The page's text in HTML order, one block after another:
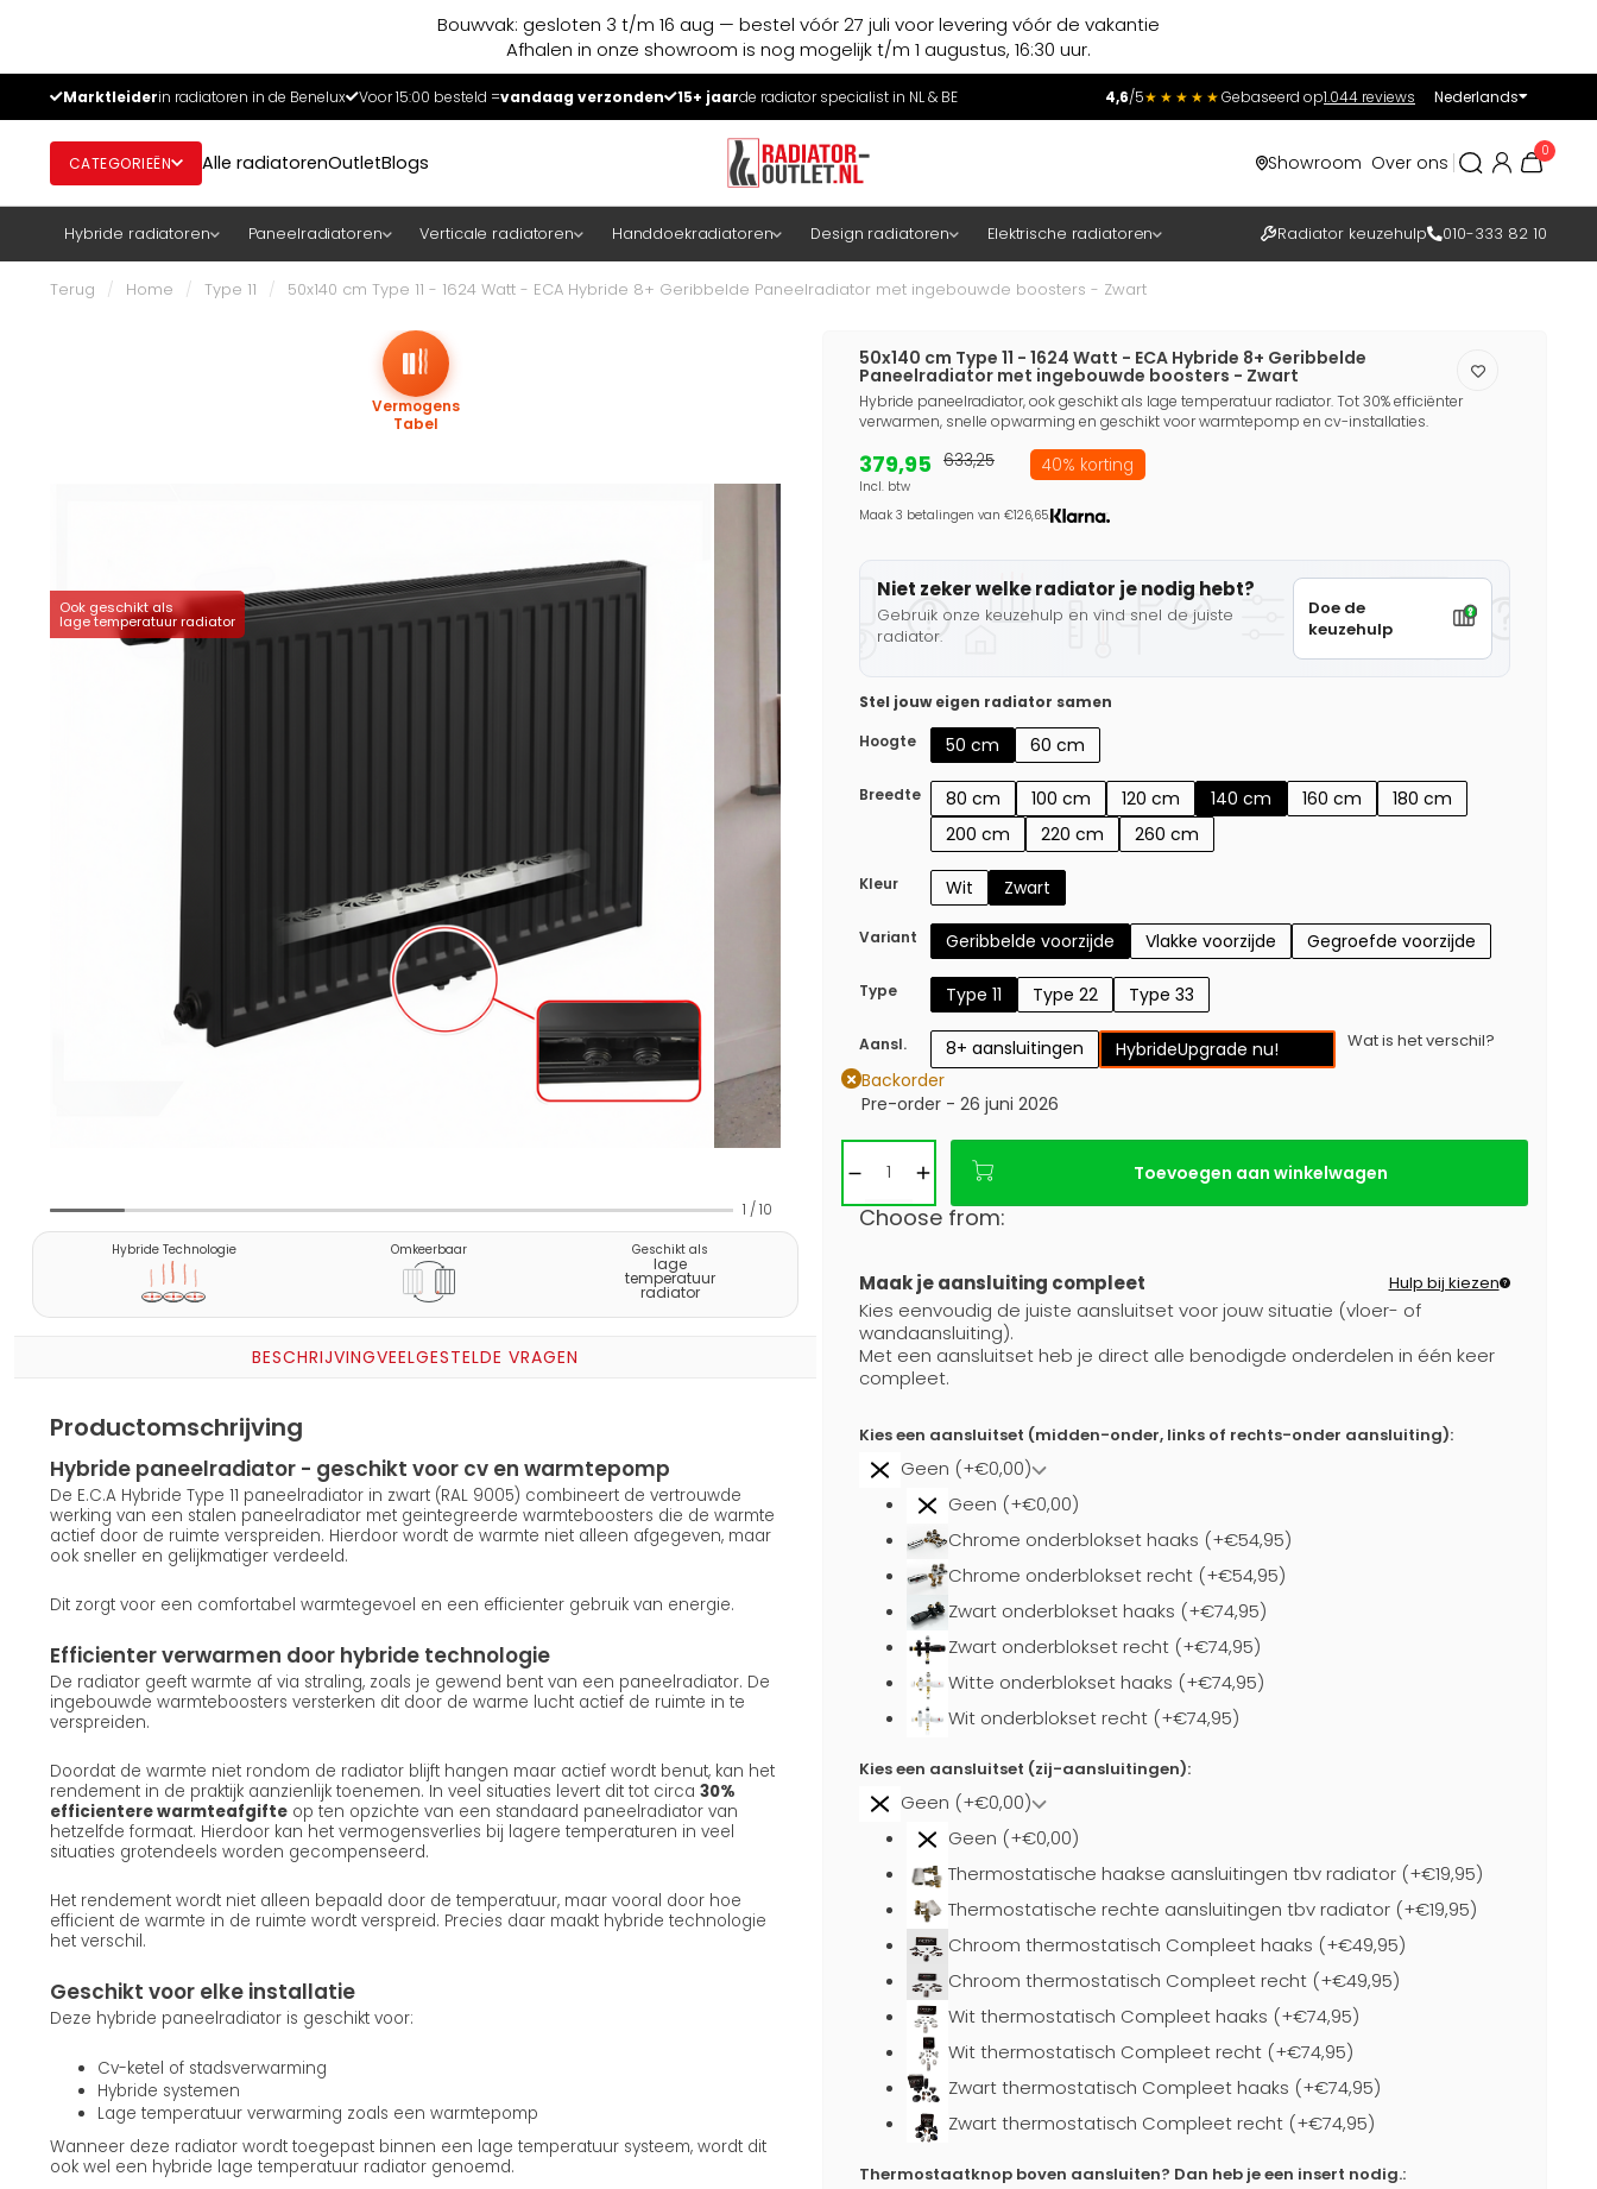
Bouwvak: gesloten 3 t/m 16 aug — bestel vóór 27 juli voor levering vóór de vakantie
Afhalen in onze showroom is nog mogelijk t/m 1 augustus, 16:30 uur.
Marktleiderin radiatoren in de Benelux Voor 15:00 besteld =vandaag verzonden 15+ jaarde radiator specialist in NL & BE 4,6/5★★★★★Gebaseerd op1.044 reviews Nederlands
CATEGORIEËN Alle radiatorenOutletBlogs Showroom Over ons
0
Hybride radiatoren Paneelradiatoren Verticale radiatoren Handdoekradiatoren Design radiatoren Elektrische radiatoren Radiator keuzehulp 010-333 82 10
Terug / Home / Type 11 / 50x140 cm Type 11 - 1624 Watt - ECA Hybride 8+ Geribbelde Paneelradiator met ingebouwde boosters - Zwart
Ook geschikt als
lage temperatuur radiator
Vermogens
Tabel
1 /10
Hybride Technologie Omkeerbaar Geschikt als
lage
temperatuur
radiator
BESCHRIJVINGVEELGESTELDE VRAGEN
Productomschrijving
Hybride paneelradiator - geschikt voor cv en warmtepomp
De E.C.A Hybride Type 11 paneelradiator in zwart (RAL 9005) combineert de vertrouwde
werking van een stalen paneelradiator met geintegreerde warmteboosters die de warmte
actief door de ruimte verspreiden. Hierdoor wordt de warmte niet alleen afgegeven, maar
ook sneller en gelijkmatiger verdeeld.
Dit zorgt voor een comfortabel warmtegevoel en een efficienter gebruik van energie.
Efficienter verwarmen door hybride technologie
De radiator geeft warmte af via straling, zoals je gewend bent van een paneelradiator. De
ingebouwde warmteboosters versterken dit door de warme lucht actief de ruimte in te
verspreiden.
Doordat de warmte niet rondom de radiator blijft hangen maar actief wordt benut, kan het
rendement in de praktijk aanzienlijk toenemen. In veel situaties levert dit tot circa 30%
efficientere warmteafgifte op ten opzichte van een standaard paneelradiator van
hetzelfde formaat. Hierdoor kan het vermogensverlies bij lagere temperaturen in veel
situaties grotendeels worden gecompenseerd.
Het rendement wordt niet alleen bepaald door de temperatuur, maar vooral door hoe
efficient de warmte in de ruimte wordt verspreid. Precies daar maakt hybride technologie
het verschil.
Geschikt voor elke installatie
Deze hybride paneelradiator is geschikt voor:
Cv-ketel of stadsverwarming
Hybride systemen
Lage temperatuur verwarming zoals een warmtepomp
Wanneer deze radiator wordt toegepast binnen een lage temperatuur systeem, wordt dit
ook wel een hybride lage temperatuur radiator genoemd.
50x140 cm Type 11 - 1624 Watt - ECA Hybride 8+ Geribbelde
Paneelradiator met ingebouwde boosters - Zwart
Hybride paneelradiator, ook geschikt als lage temperatuur radiator. Tot 30% efficiënter
verwarmen, snelle opwarming en geschikt voor warmtepomp en cv-installaties.
379,95
Incl. btw
633,25 40% korting
Maak 3 betalingen van €126,65.
Niet zeker welke radiator je nodig hebt?
Gebruik onze keuzehulp en vind snel de juiste
radiator.
Doe de
keuzehulp
Stel jouw eigen radiator samen
Hoogte
50 cm 60 cm
Breedte 80 cm 100 cm 120 cm 140 cm 160 cm
180 cm
200 cm
220 cm 260 cm
Kleur Wit Zwart
Variant Geribbelde voorzijde Vlakke voorzijde Gegroefde voorzijde
Type Type 11 Type 22 Type 33
Aansl. 8+ aansluitingen HybrideUpgrade nu! Wat is het verschil?
Backorder
Pre-order - 26 juni 2026
Toevoegen aan winkelwagen
Choose from:
Maak je aansluiting compleet Hulp bij kiezen
Kies eenvoudig de juiste aansluitset voor jouw situatie (vloer- of
wandaansluiting).
Met een aansluitset heb je direct alle benodigde onderdelen in één keer
compleet.
Kies een aansluitset (midden-onder, links of rechts-onder aansluiting):
Geen (+€0,00)
Geen (+€0,00)
Chrome onderblokset haaks (+€54,95)
Chrome onderblokset recht (+€54,95)
Zwart onderblokset haaks (+€74,95)
Zwart onderblokset recht (+€74,95)
Witte onderblokset haaks (+€74,95)
Wit onderblokset recht (+€74,95)
Kies een aansluitset (zij-aansluitingen):
Geen (+€0,00)
Geen (+€0,00)
Thermostatische haakse aansluitingen tbv radiator (+€19,95)
Thermostatische rechte aansluitingen tbv radiator (+€19,95)
Chroom thermostatisch Compleet haaks (+€49,95)
Chroom thermostatisch Compleet recht (+€49,95)
Wit thermostatisch Compleet haaks (+€74,95)
Wit thermostatisch Compleet recht (+€74,95)
Zwart thermostatisch Compleet haaks (+€74,95)
Zwart thermostatisch Compleet recht (+€74,95)
Thermostaatknop boven aansluiten? Dan heb je een insert nodig.: